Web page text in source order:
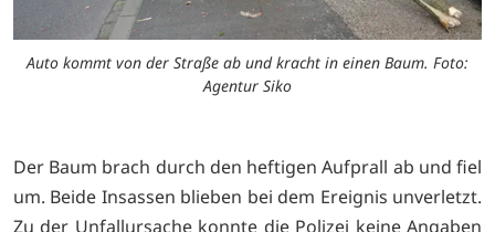
Auto kommt von der Straße ab und kracht in einen Baum. Foto:
Agentur Siko
Der Baum brach durch den heftigen Aufprall ab und fiel
um. Beide Insassen blieben bei dem Ereignis unverletzt.
Zu der Unfallursache konnte die Polizei keine Angaben